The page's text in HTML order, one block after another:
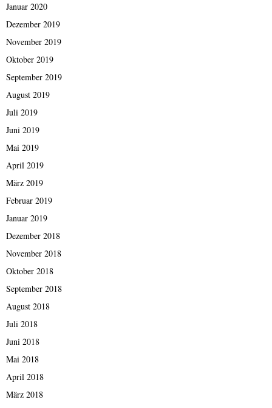
Januar 2020
Dezember 2019
November 2019
Oktober 2019
September 2019
August 2019
Juli 2019
Juni 2019
Mai 2019
April 2019
März 2019
Februar 2019
Januar 2019
Dezember 2018
November 2018
Oktober 2018
September 2018
August 2018
Juli 2018
Juni 2018
Mai 2018
April 2018
März 2018